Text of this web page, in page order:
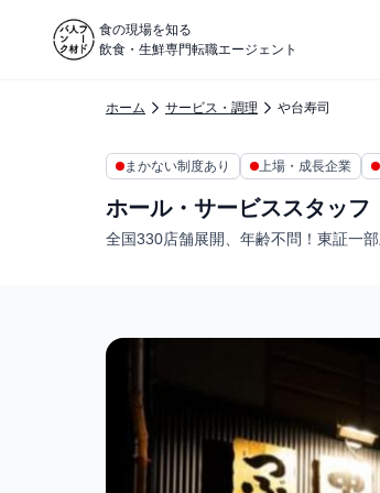
食の現場を知る
飲食・生鮮専門転職エージェント
ホーム サービス・調理 や台寿司
まかない制度あり 上場・成長企業
ホール・サービススタッ
全国330店舗展開、年齢不問！東証一